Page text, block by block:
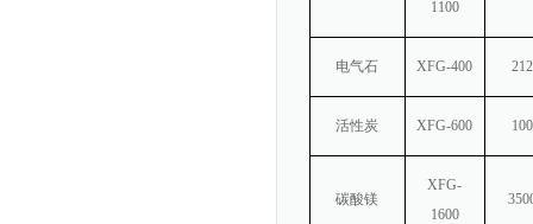
1100
电气石 XFG-400 212
活性炭 XFG-600 100
碳酸镁
XFG-
1600